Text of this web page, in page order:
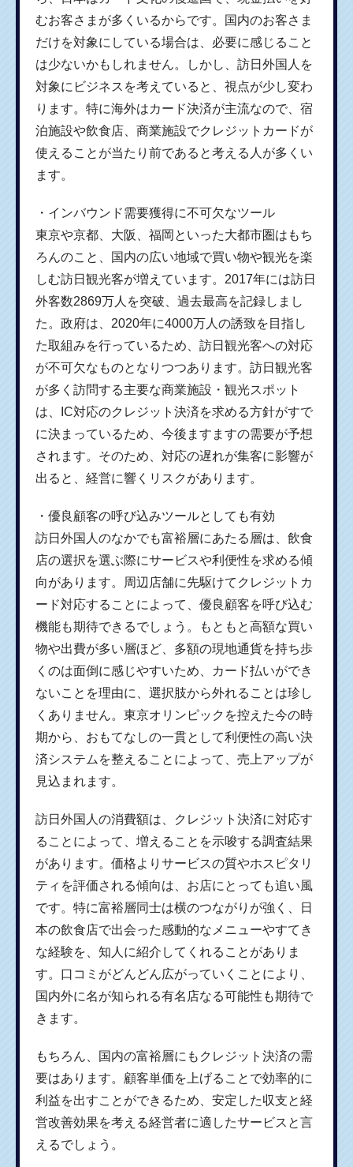
むお客さまが多くいるからです。国内のお客さま
だけを対象にしている場合は、必要に感じること
は少ないかもしれません。しかし、訪日外国人を
対象にビジネスを考えていると、視点が少し変わ
ります。特に海外はカード決済が主流なので、宿
泊施設や飲食店、商業施設でクレジットカードが
使えることが当たり前であると考える人が多くい
ます。
・インバウンド需要獲得に不可欠なツール
東京や京都、大阪、福岡といった大都市圏はもち
ろんのこと、国内の広い地域で買い物や観光を楽
しむ訪日観光客が増えています。2017年には訪日
外客数2869万人を突破、過去最高を記録しまし
た。政府は、2020年に4000万人の誘致を目指し
た取組みを行っているため、訪日観光客への対応
が不可欠なものとなりつつあります。訪日観光客
が多く訪問する主要な商業施設・観光スポット
は、IC対応のクレジット決済を求める方針がすで
に決まっているため、今後ますますの需要が予想
されます。そのため、対応の遅れが集客に影響が
出ると、経営に響くリスクがあります。
・優良顧客の呼び込みツールとしても有効
訪日外国人のなかでも富裕層にあたる層は、飲食
店の選択を選ぶ際にサービスや利便性を求める傾
向があります。周辺店舗に先駆けてクレジットカ
ード対応することによって、優良顧客を呼び込む
機能も期待できるでしょう。もともと高額な買い
物や出費が多い層ほど、多額の現地通貨を持ち歩
くのは面倒に感じやすいため、カード払いができ
ないことを理由に、選択肢から外れることは珍し
くありません。東京オリンピックを控えた今の時
期から、おもてなしの一貫として利便性の高い決
済システムを整えることによって、売上アップが
見込まれます。
訪日外国人の消費額は、クレジット決済に対応す
ることによって、増えることを示唆する調査結果
があります。価格よりサービスの質やホスピタリ
ティを評価される傾向は、お店にとっても追い風
です。特に富裕層同士は横のつながりが強く、日
本の飲食店で出会った感動的なメニューやすてき
な経験を、知人に紹介してくれることがありま
す。口コミがどんどん広がっていくことにより、
国内外に名が知られる有名店なる可能性も期待で
きます。
もちろん、国内の富裕層にもクレジット決済の需
要はあります。顧客単価を上げることで効率的に
利益を出すことができるため、安定した収支と経
営改善効果を考える経営者に適したサービスと言
えるでしょう。